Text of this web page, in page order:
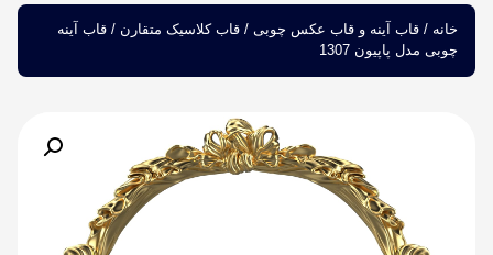
خانه / قاب آینه و قاب عکس چوبی / قاب کلاسیک متقارن / قاب آینه
چوبی مدل پاپیون 1307